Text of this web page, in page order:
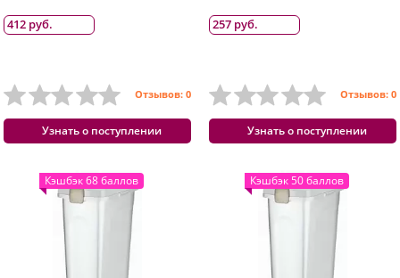
412 руб.
Отзывов: 0
Узнать о поступлении
257 руб.
Отзывов: 0
Узнать о поступлении
Кэшбэк 68 баллов Кэшбэк 50 баллов